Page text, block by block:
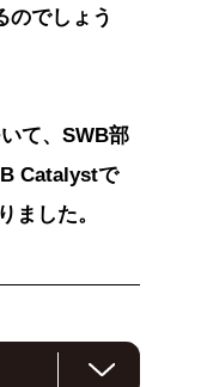
のでしょう
て、SWB部
Catalystで
ました。